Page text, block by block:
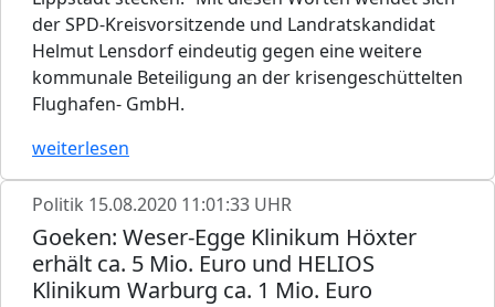
der SPD-Kreisvorsitzende und Landratskandidat
Helmut Lensdorf eindeutig gegen eine weitere
kommunale Beteiligung an der krisengeschüttelten
Flughafen- GmbH.
weiterlesen
Politik 15.08.2020 11:01:33 UHR
Goeken: Weser-Egge Klinikum Höxter
erhält ca. 5 Mio. Euro und HELIOS
Klinikum Warburg ca. 1 Mio. Euro